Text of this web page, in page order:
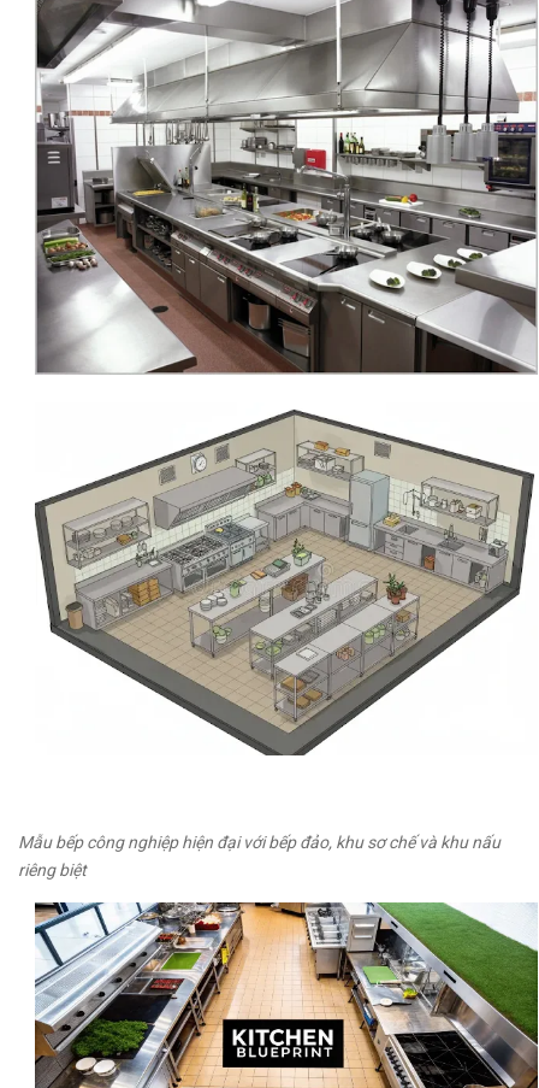
Mẫu bếp công nghiệp hiện đại với bếp đảo, khu sơ chế và khu nấu
riêng biệt